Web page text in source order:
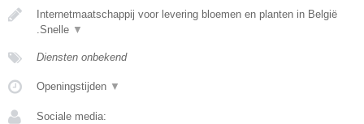
Internetmaatschappij voor levering bloemen en planten in België
.Snelle ▼
Diensten onbekend
Openingstijden ▼
Sociale media: